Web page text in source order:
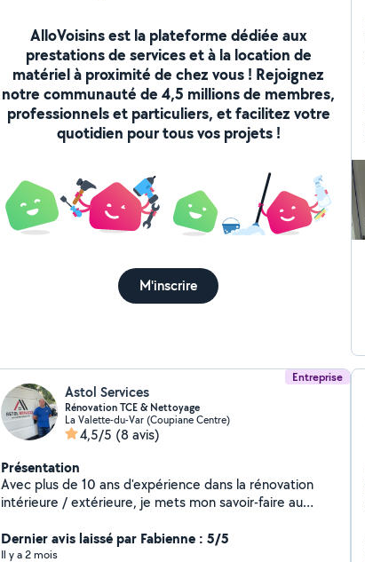
AlloVoisins est la plateforme dédiée aux
prestations de services et à la location de
matériel à proximité de chez vous ! Rejoignez
notre communauté de 4,5 millions de membres,
professionnels et particuliers, et facilitez votre
quotidien pour tous vos projets !
M'inscrire
Entreprise
Astol Services
Rénovation TCE & Nettoyage
La Valette-du-Var (Coupiane Centre)
4,5/5 (8 avis)
Présentation
Avec plus de 10 ans d'expérience dans la rénovation
intérieure / extérieure, je mets mon savoir-faire au
ambitieux. Sérieux, rigoureux et à l'écoute, je vous
accompagne de A à Z pour garantir un travail soigné et
Dernier avis laissé par Fabienne : 5/5
Il y a 2 mois